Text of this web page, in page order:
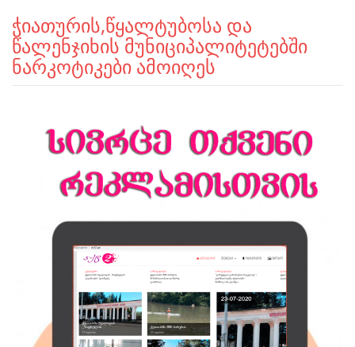
ჭიათურის,წყალტუბოსა და
წალენჯიხის მუნიციპალიტეტებში
ნარკოტიკები ამოიღეს